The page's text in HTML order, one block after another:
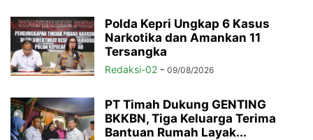
Polda Kepri Ungkap 6 Kasus
Narkotika dan Amankan 11
Tersangka
Redaksi-02 - 09/08/2026
PT Timah Dukung GENTING
BKKBN, Tiga Keluarga Terima
Bantuan Rumah Layak...